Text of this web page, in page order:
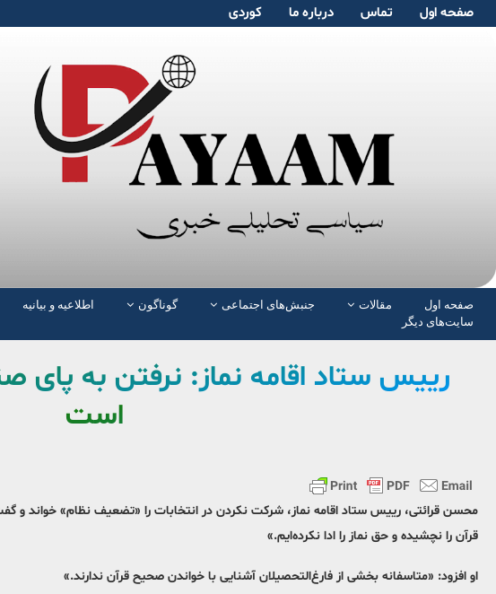
صفحە اول تماس دربارە ما کوردی
صفحە اول مقالات جنبش‌های اجتماعی گوناگون اطلاعیه و بیانیه
سایت‌های دیگر
رییس ستاد اقامه نماز: نرفتن به
است
محسن قرائتی، رییس ستاد اقامه نماز، شرکت نکردن در انتخابات را «تضعیف نظام» خواند و
قرآن را نچشیده و حق نماز را ادا نکرده‌ایم.»
او افزود: «متاسفانه بخشی از فارغ‌التحصیلان آشنایی با خواندن صحیح قرآن ندارند.»